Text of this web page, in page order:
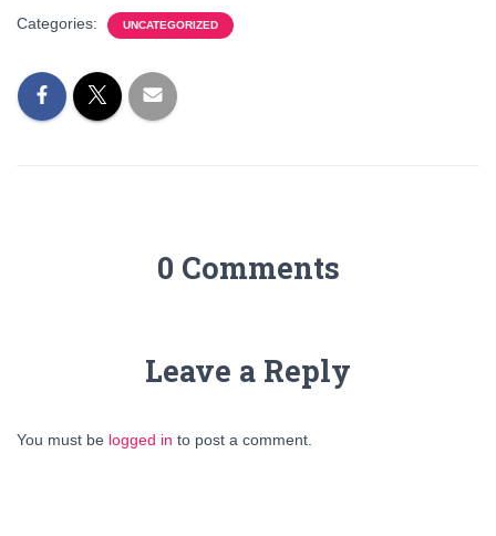
Categories: UNCATEGORIZED
0 Comments
Leave a Reply
You must be logged in to post a comment.